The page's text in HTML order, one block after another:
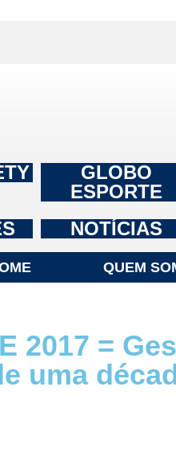
GLOBO
ESPORTE
NOTÍCIAS
QUEM
2017 =
uma